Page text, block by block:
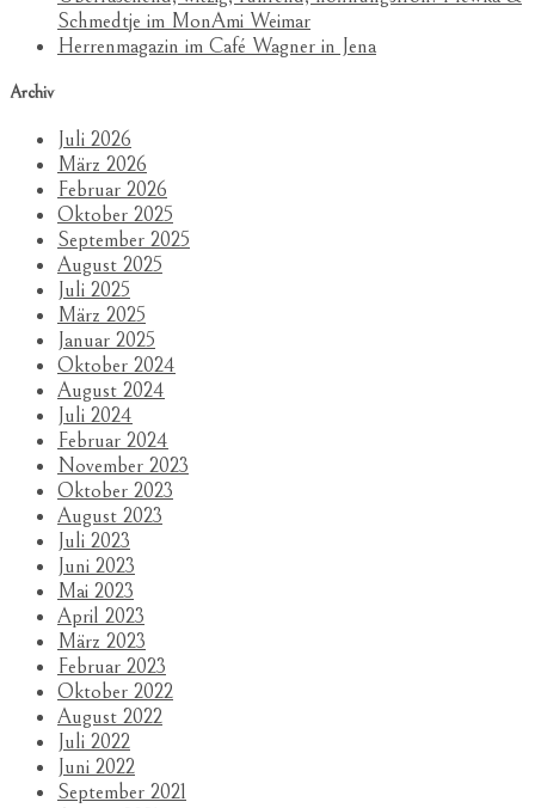
Schmedtje im MonAmi Weimar
Herrenmagazin im Café Wagner in Jena
Archiv
Juli 2026
März 2026
Februar 2026
Oktober 2025
September 2025
August 2025
Juli 2025
März 2025
Januar 2025
Oktober 2024
August 2024
Juli 2024
Februar 2024
November 2023
Oktober 2023
August 2023
Juli 2023
Juni 2023
Mai 2023
April 2023
März 2023
Februar 2023
Oktober 2022
August 2022
Juli 2022
Juni 2022
September 2021